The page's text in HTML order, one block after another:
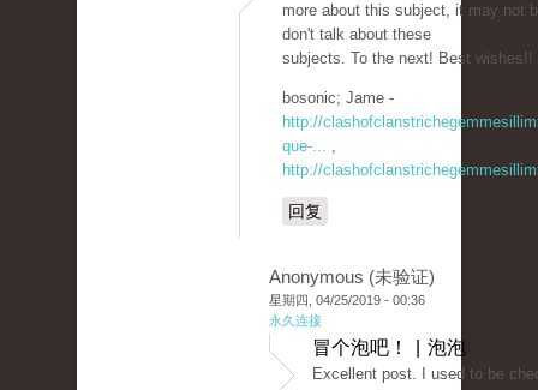
more about this subject, it may not
don't talk about these
subjects. To the next! Best wishes!!
bosonic; Jame -
http://
que-... ,
http://
回复
Anonymous (未验证)
星期四, 04/25/2019 - 00:36
永久连接
冒个泡吧！ | 泡泡
Excellent post. I used to be